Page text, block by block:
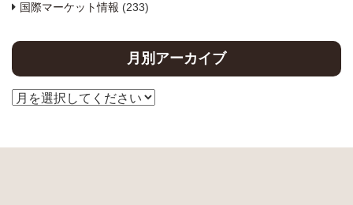
国際マーケット情報 (233)
月別アーカイブ